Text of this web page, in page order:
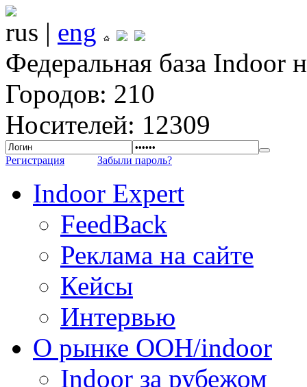
rus | eng
Федеральная база Indoor
Городов: 210
Носителей: 12309
Регистрация Забыли пароль?
Indoor Expert
FeedBack
Реклама на сайте
Кейсы
Интервью
О рынке OOH/indoor
Indoor за рубежом